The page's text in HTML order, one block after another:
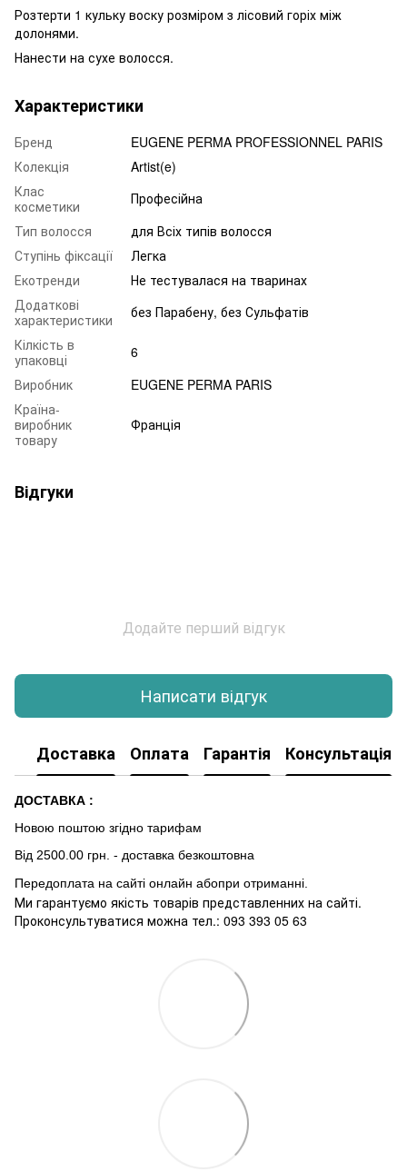
Розтерти 1 кульку воску розміром з лісовий горіх між
долонями.
Нанести на сухе волосся.
Характеристики
Бренд
EUGENE PERMA PROFESSIONNEL PARIS
Колекція
Artist(e)
Клас
косметики
Професійна
Тип волосся
для Всіх типів волосся
Ступінь фіксації
Легка
Екотренди
Не тестувалася на тваринах
Додаткові
характеристики
без Парабену, без Сульфатів
Кілкість в
упаковці
6
Виробник
EUGENE PERMA PARIS
Країна-
виробник
товару
Франція
Відгуки
Додайте перший відгук
Написати відгук
Доставка Оплата Гарантія Консультація
ДОСТАВКА :
Новою поштою згідно тарифам
Від 2500.00 грн. - доставка безкоштовна
Передоплата на сайті онлайн абопри отриманні.
Ми гарантуємо якість товарів представленних на сайті.
Проконсультуватися можна тел.: 093 393 05 63